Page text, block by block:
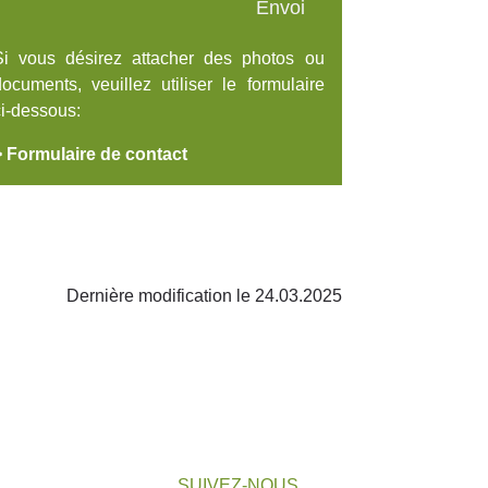
Envoi
vous désirez attacher des photos ou
veuillez utiliser le formulaire
dessous:
Formulaire de contact
Dernière modification le 24.03.2025